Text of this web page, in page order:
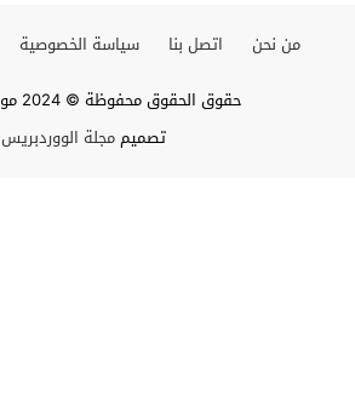
من نحن اتصل بنا سياسة الخصوصية
حقوق الحقوق محفوظة © 2024 موقع الصدارة
تصميممجلة الووردبريس